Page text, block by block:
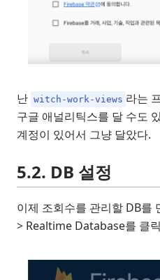
난 witch-work-views 라는
구글 애널리틱스를 달 수도
계정이 있어서 그냥 달았다.
5.2. DB 설정
이제 조회수를 관리할 DB를
> Realtime Database를 클